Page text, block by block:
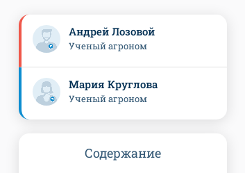
Андрей Лозовой
Ученый агроном
Мария Круглова
Ученый агроном
Содержание